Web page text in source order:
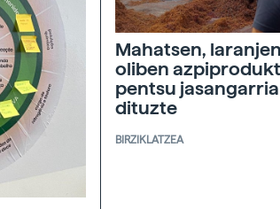
Mahatsen,
oliben
pentsu
dituzte
BIRZIKLATZEA